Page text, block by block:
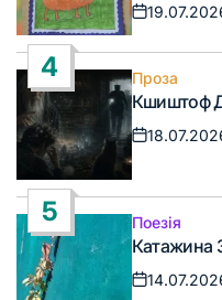
Дата
4
у
Проза
Кшиштоф
Дата
запису
5
у
Поезія
Катажина
Дата